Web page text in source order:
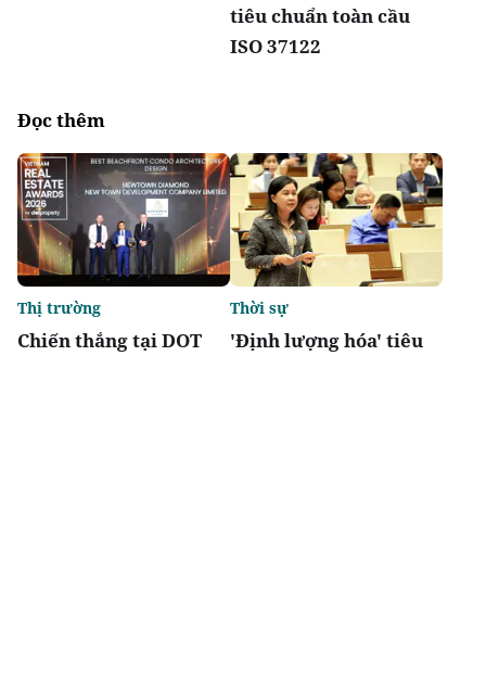
tiêu chuẩn toàn cầu
ISO 37122
Đọc thêm
Chiến thắng tại DOT
Thị trường
'Định lượng hóa' tiêu
Thời sự